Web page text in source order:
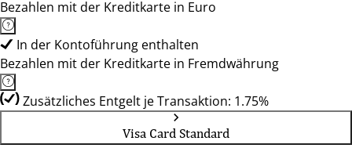
Bezahlen mit der Kreditkarte in Euro
In der Kontoführung enthalten
Bezahlen mit der Kreditkarte in Fremdwährung
Zusätzliches Entgelt je Transaktion: 1.75%
Visa Card Standard